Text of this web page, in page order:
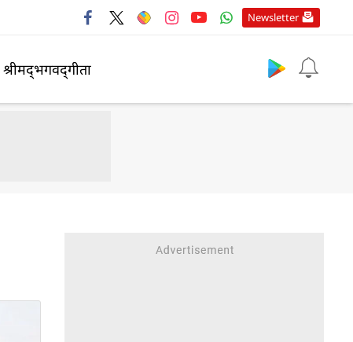
Newsletter
श्रीमद्‍भगवद्‍गीता